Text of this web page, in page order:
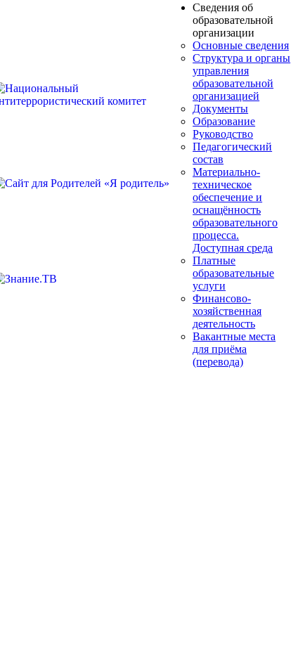
Сведения об
образовательной
организации
Основные сведения
Структура и органы
управления
образовательной
организацией
Документы
Образование
Руководство
Педагогический
состав
Материально-
техническое
обеспечение и
оснащённость
образовательного
процесса.
Доступная среда
Платные
образовательные
услуги
Финансово-
хозяйственная
деятельность
Вакантные места
для приёма
(перевода)